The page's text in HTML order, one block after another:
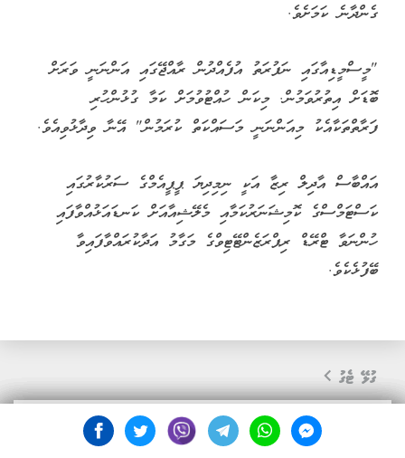
ގެންދާނެ ކަމަށެވެ.
"މީސްމީޑިއާގައި ނަފުރަތު އުފެއްދުން ރާއްޖޭގައި އަންނަނީ ވަރަށް
ބޮޑަށް އިތުރުވަމުން. މިކަން ހުއްޓުވުމަށް ކަމާ ގުޅުންހުރި
ފަރާތްތަކާއެކު މިއަންނަނީ މަސައްކަތް ކުރަމުން" އޭނާ ވިދާޅުވިއެވެ.
އައްބާސް އާދިލް ރިޒާ އަކީ ނިމިދިޔަ ޕީޕީއެމްގެ ސަރުކާރުގައި
ކަސްޓަމްސްގެ ކޮމިޝަނަރުކަމާއި މެލޭޝިއާއަށް ކަނޑައަޅުއްވާފައި
ހުންނަވާ ޓްރޭޑް ރިޕްރަޒެންޓޭޓިވްގެ މަގާމު އަދާކުރައްވާފައިވާ
ބޭފުޅެކެވެ.
ގުޅޭ ޓެގު
ފުލުހުން ސިޔާސީ ޕީޕީއެމް މިނިސްޓަރު މާރިޔާ އަހްމަދު ދީދީ